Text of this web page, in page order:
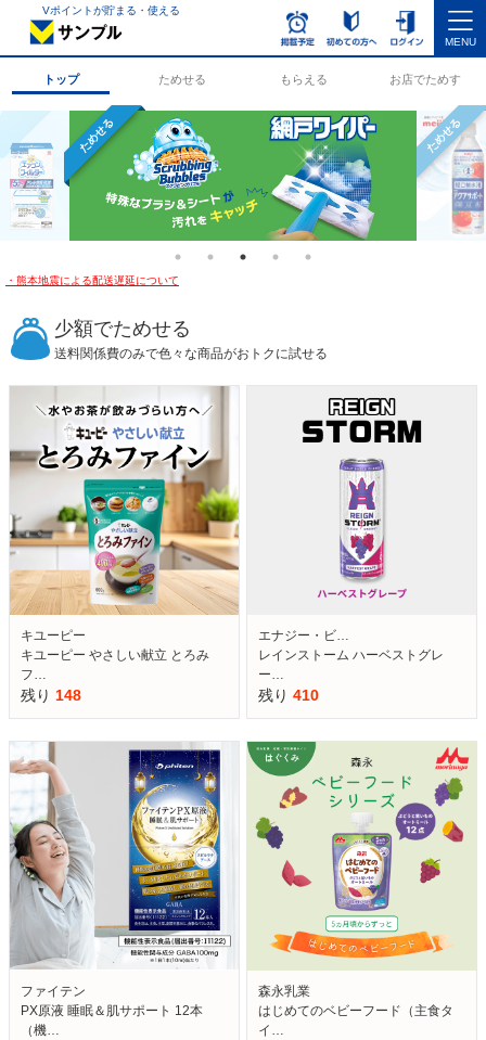
Vポイントが貯まる・使える
MENU
トップ ためせる もらえる お店でためす
ためせる ためせる
・熊本地震による配送遅延について
少額でためせる
送料関係費のみで色々な商品がおトクに試せる
キユーピー
キユーピー やさしい献立 とろみ
フ…
残り 148
エナジー・ビ…
レインストーム ハーベストグレ
ー…
残り 410
ファイテン
PX原液 睡眠＆肌サポート 12本
（機…
森永乳業
はじめてのベビーフード（主食タ
イ…